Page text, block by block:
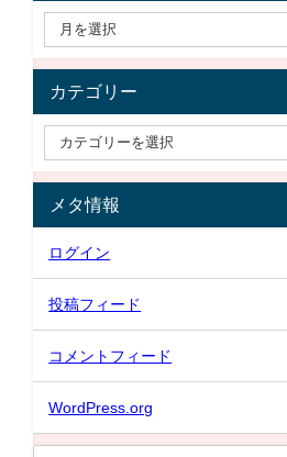
カテゴリー
メタ情報
ログイン
投稿フィード
コメントフィード
WordPress.org